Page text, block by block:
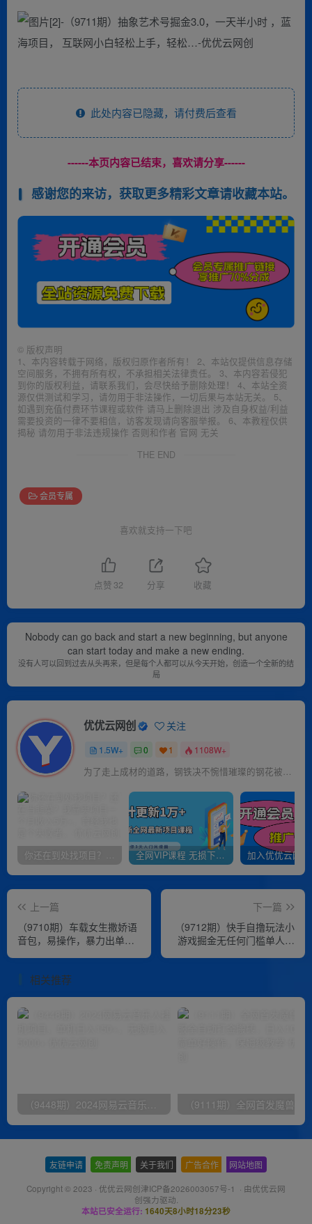
此处内容已隐藏，请付费后查看
------本页内容已结束，喜欢请分享------
感谢您的来访，获取更多精彩文章请收藏本站。
© 版权声明
1、本内容转载于网络，版权归原作者所有！ 2、本站仅提供信息存储
空间服务，不拥有所有权，不承担相关法律责任。 3、本内容若侵犯
到你的版权利益，请联系我们，会尽快给予删除处理！ 4、本站全资
源仅供测试和学习，请勿用于非法操作，一切后果与本站无关。 5、
如遇到充值付费环节课程或软件 请马上删除退出 涉及自身权益/利益
需要投资的一律不要相信，访客发现请向客服举报。 6、本教程仅供
揭秘 请勿用于非法违规操作 否则和作者 官网 无关
THE END
会员专属
喜欢就支持一下吧
点赞 32 分享 收藏
Nobody can go back and start a new beginning, but anyone
can start today and make a new ending.
没有人可以回到过去从头再来，但是每个人都可以从今天开始，创造一个全新的结
局
优优云网创 关注
1.5W+ 0 1 1108W+
为了走上成材的道路，钢铁决不惋惜璀璨的钢花被遗弃
你还在到处找项目？还在当韭菜？我靠卖项目一个月收入5万+，曾经我也是个失败者。 全网VIP课程 无损下载~
上一篇
（9710期）车载女生撒娇语
音包，易操作，暴力出单，
下一篇
（9712期）快手自撸玩法小
游戏掘金无任何门槛单人一
相关推荐
友链申请 免责声明 关于我们 广告合作 网站地图
Copyright © 2023 · 优优云网创津ICP备2026003057号-1 · 由优优云网
创强力驱动.
本站已安全运行: 1640天8小时18分24秒